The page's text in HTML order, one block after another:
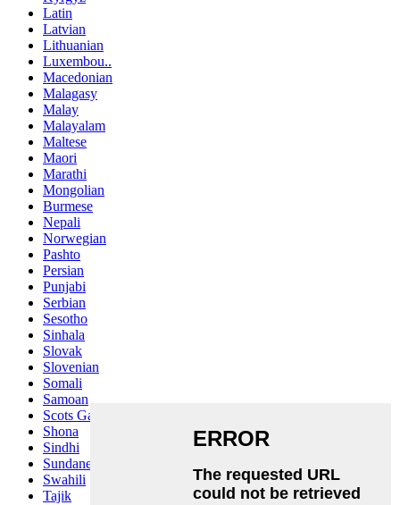
Latin
Latvian
Lithuanian
Luxembou..
Macedonian
Malagasy
Malay
Malayalam
Maltese
Maori
Marathi
Mongolian
Burmese
Nepali
Norwegian
Pashto
Persian
Punjabi
Serbian
Sesotho
Sinhala
Slovak
Slovenian
Somali
Samoan
Scots Gaelic
Shona
Sindhi
Sundanese
Swahili
Tajik